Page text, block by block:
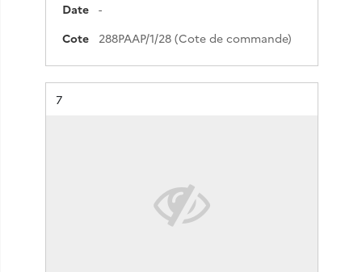
Date
-
Cote
288PAAP/1/28 (Cote de commande)
Résultat n°
7